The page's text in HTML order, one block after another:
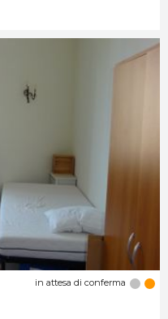
in attesa di conferma